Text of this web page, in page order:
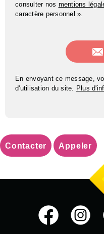
consulter nos mentions
caractère personnel ».
En envoyant ce message,
d'utilisation du site. Plus
Contacter Appeler